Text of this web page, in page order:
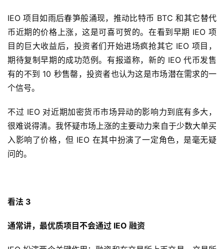
IEO 项目如雨后春笋般涌现，推动比特币 BTC 和其它替代
币近期的价格上涨，这是可喜可贺的。在看到早期 IEO 项
目的巨大收益后，投资者们开始进场疯抢其它 IEO 项目，
期待复制早期的成功范例。有报道称，新的 IEO 代币发售
有的不到 10 秒售罄，投资者也认为这是市场潜在需求的一
个信号。
不过 IEO 对近期加密货币市场异动的影响力到底有多大，
很难说得清。我怀疑市场上涨的主要动力来自于少数大单买
入影响了价格，但 IEO 在其中扮演了一定角色，是毫无疑
问的。
看法 3
通常讲，最优质项目不会通过 IEO 融资